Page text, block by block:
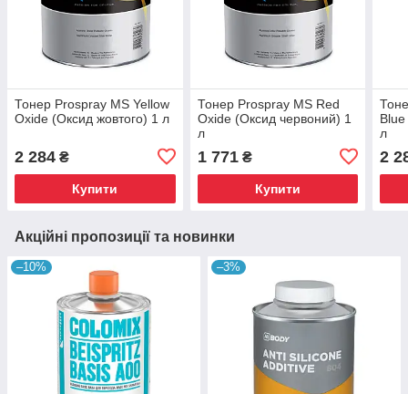
Тонер Prospray MS Yellow
Oxide (Оксид жовтого) 1 л
2 284 ₴
Купити
Тонер Prospray MS Red
Oxide (Оксид червоний) 1
л
1 771₴
Купити
л
2
Акційні пропозиції та новинки
–10% –3%